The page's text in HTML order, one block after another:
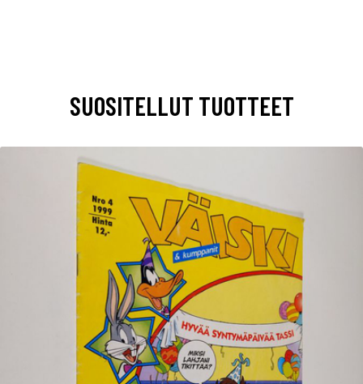
SUOSITELLUT TUOTTEET